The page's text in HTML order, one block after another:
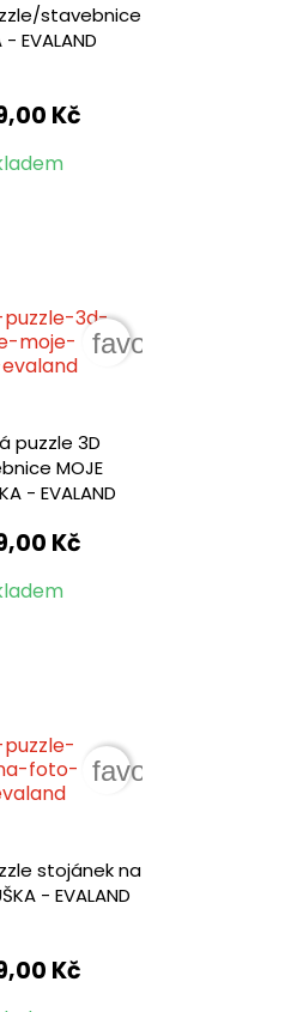
stavebnice
- EVALAND
Kč
puzzle 3D
MOJE
- EVALAND
Kč
favorite_border
stojánek na
- EVALAND
Kč
favorite_border